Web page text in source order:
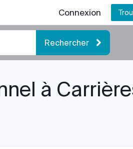
Connexion
Rechercher
à